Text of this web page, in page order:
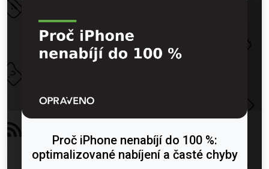
Proč iPhone nenabíjí do 100 %:
optimalizované nabíjení a časté chyby